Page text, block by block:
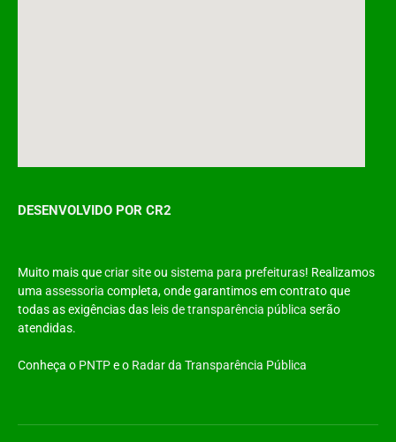
DESENVOLVIDO POR CR2
Muito mais quecriar siteou sistema para prefeituras! Realizamos
uma assessoria completa, onde garantimos em contrato que
todas as exigências das leis de transparência pública serão
atendidas.
Conheça o PNTPe o Radar da Transparência Pública